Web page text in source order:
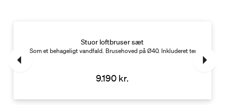
Stuor loftbruser sæt
Som et behageligt vandfald. Brusehoved på Ø40. Inkluderet
9.190 kr.